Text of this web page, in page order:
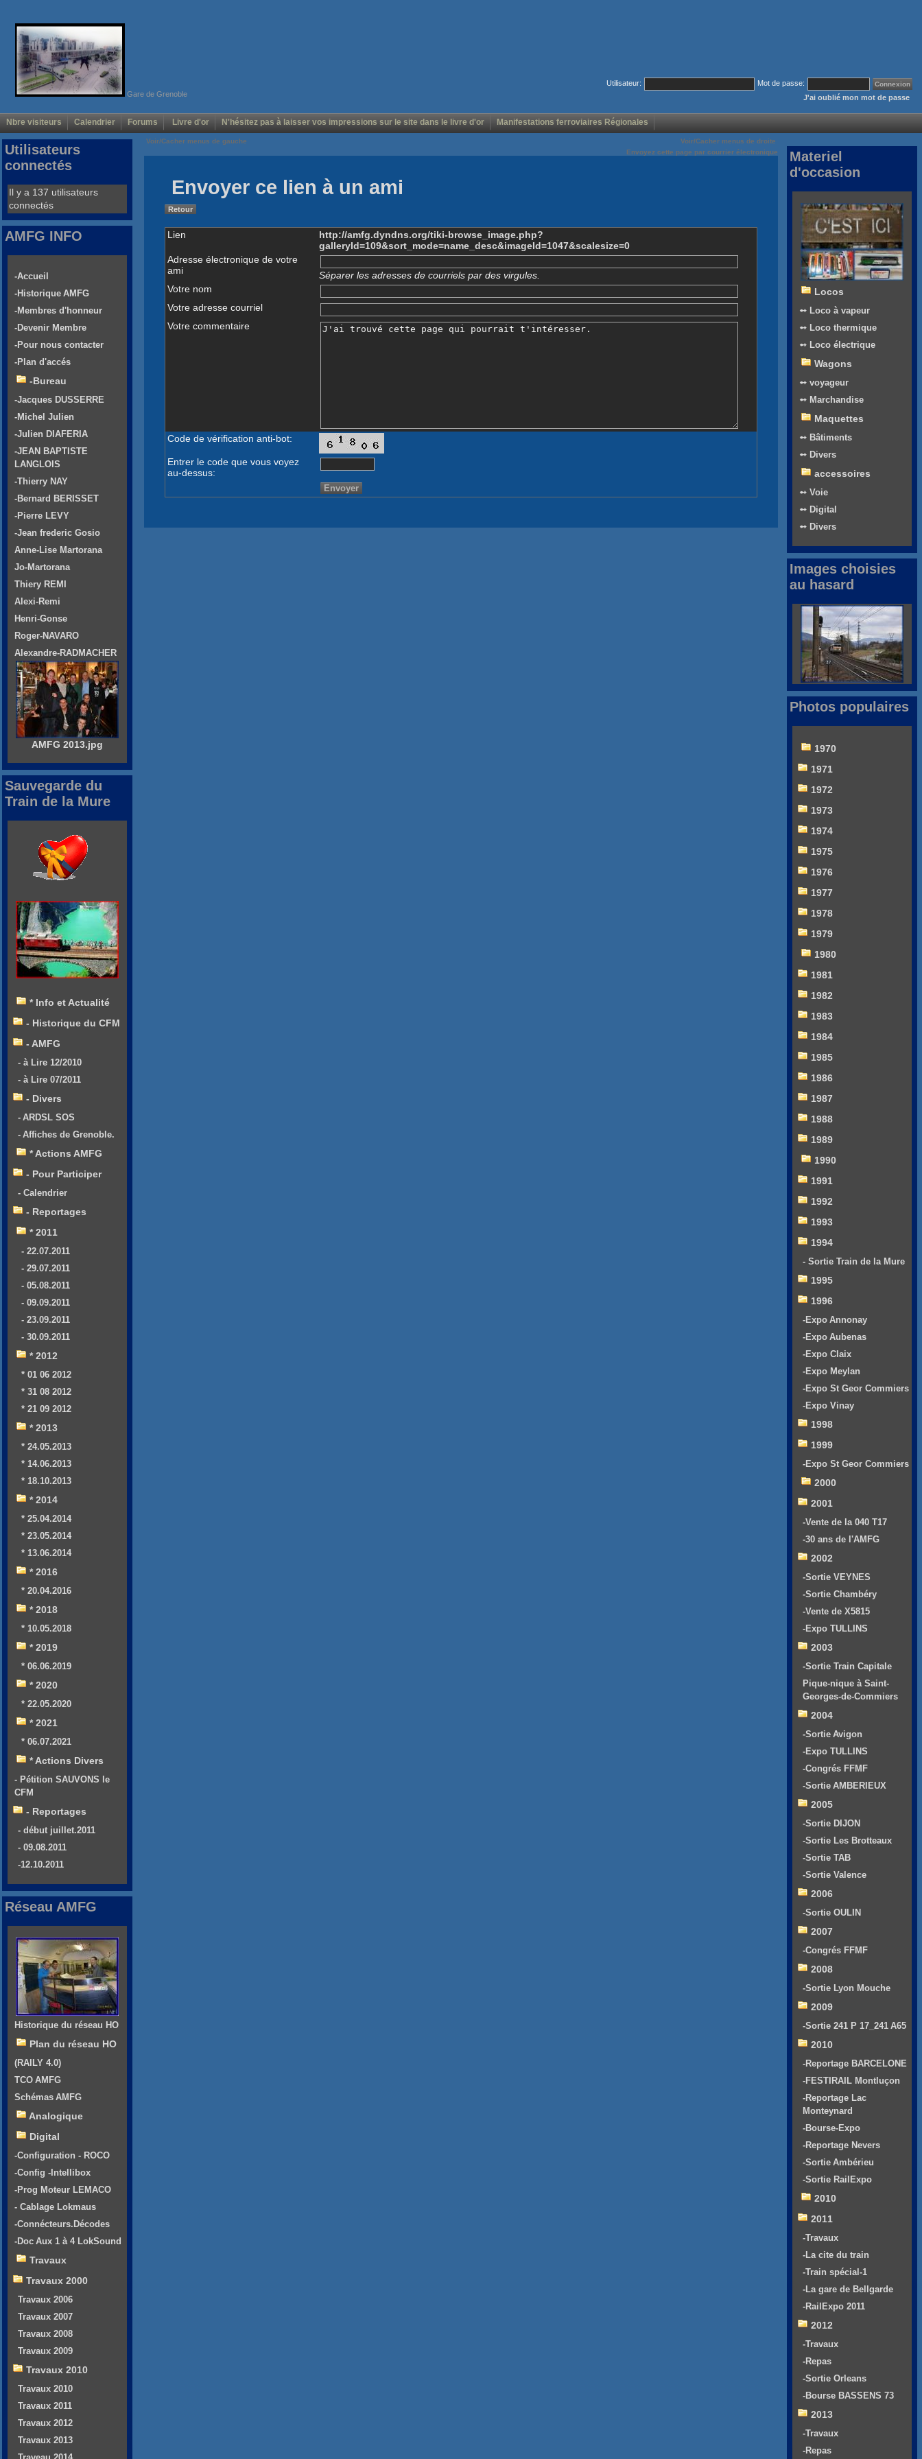
Gare de Grenoble
Utilisateur:
Mot de passe:
J'ai oublié mon mot de passe
Nbre visiteurs Calendrier Forums Livre d'or N'hésitez pas à laisser vos impressions sur le site dans le livre d'or Manifestations ferroviaires Régionales
Voir/Cacher menus de gauche
Voir/Cacher menus de droite
Envoyez cette page par courrier électronique
Envoyer ce lien à un ami
Retour
Lien
http://amfg.dyndns.org/tiki-browse_image.php?
galleryId=109&sort_mode=name_desc&imageId=1047&scalesize=0
Adresse électronique de votre
ami
Séparer les adresses de courriels par des virgules.
Votre nom
Votre adresse courriel
Votre commentaire
Code de vérification anti-bot:
Entrer le code que vous voyez
au-dessus:
Utilisateurs
connectés
Il y a 137 utilisateurs
connectés
AMFG INFO
-Accueil
-Historique AMFG
-Membres d'honneur
-Devenir Membre
-Pour nous contacter
-Plan d'accés
-Bureau
-Jacques DUSSERRE
-Michel Julien
-Julien DIAFERIA
-JEAN BAPTISTE
LANGLOIS
-Thierry NAY
-Bernard BERISSET
-Pierre LEVY
-Jean frederic Gosio
Anne-Lise Martorana
Jo-Martorana
Thiery REMI
Alexi-Remi
Henri-Gonse
Roger-NAVARO
Alexandre-RADMACHER
AMFG 2013.jpg
Sauvegarde du
Train de la Mure
* Info et Actualité
- Historique du CFM
- AMFG
- à Lire 12/2010
- à Lire 07/2011
- Divers
- ARDSL SOS
- Affiches de Grenoble.
* Actions AMFG
- Pour Participer
- Calendrier
- Reportages
* 2011
- 22.07.2011
- 29.07.2011
- 05.08.2011
- 09.09.2011
- 23.09.2011
- 30.09.2011
* 2012
* 01 06 2012
* 31 08 2012
* 21 09 2012
* 2013
* 24.05.2013
* 14.06.2013
* 18.10.2013
* 2014
* 25.04.2014
* 23.05.2014
* 13.06.2014
* 2016
* 20.04.2016
* 2018
* 10.05.2018
* 2019
* 06.06.2019
* 2020
* 22.05.2020
* 2021
* 06.07.2021
* Actions Divers
- Pétition SAUVONS le
CFM
- Reportages
- début juillet.2011
- 09.08.2011
-12.10.2011
Réseau AMFG
Historique du réseau HO
Plan du réseau HO
(RAILY 4.0)
TCO AMFG
Schémas AMFG
Analogique
Digital
-Configuration - ROCO
-Config -Intellibox
-Prog Moteur LEMACO
- Cablage Lokmaus
-Connécteurs.Décodes
-Doc Aux 1 à 4 LokSound
Travaux
Travaux 2000
Travaux 2006
Travaux 2007
Travaux 2008
Travaux 2009
Travaux 2010
Travaux 2010
Travaux 2011
Travaux 2012
Travaux 2013
Materiel
d'occasion
Locos
➻ Loco à vapeur
➻ Loco thermique
➻ Loco électrique
Wagons
➻ voyageur
➻ Marchandise
Maquettes
➻ Bâtiments
➻ Divers
accessoires
➻ Voie
➻ Digital
➻ Divers
Images choisies
au hasard
Photos populaires
1970
1971
1972
1973
1974
1975
1976
1977
1978
1979
1980
1981
1982
1983
1984
1985
1986
1987
1988
1989
1990
1991
1992
1993
1994
- Sortie Train de la Mure
1995
1996
-Expo Annonay
-Expo Aubenas
-Expo Claix
-Expo Meylan
-Expo St Geor Commiers
-Expo Vinay
1998
1999
-Expo St Geor Commiers
2000
2001
-Vente de la 040 T17
-30 ans de l'AMFG
2002
-Sortie VEYNES
-Sortie Chambéry
-Vente de X5815
-Expo TULLINS
2003
-Sortie Train Capitale
Pique-nique à Saint-
Georges-de-Commiers
2004
-Sortie Avigon
-Expo TULLINS
-Congrés FFMF
-Sortie AMBERIEUX
2005
-Sortie DIJON
-Sortie Les Brotteaux
-Sortie TAB
-Sortie Valence
2006
-Sortie OULIN
2007
-Congrés FFMF
2008
-Sortie Lyon Mouche
2009
-Sortie 241 P 17_241 A65
2010
-Reportage BARCELONE
-FESTIRAIL Montluçon
-Reportage Lac
Monteynard
-Bourse-Expo
-Reportage Nevers
-Sortie Ambérieu
-Sortie RailExpo
2010
2011
-Travaux
-La cite du train
-Train spécial-1
-La gare de Bellgarde
-RailExpo 2011
2012
-Travaux
-Repas
-Sortie Orleans
-Bourse BASSENS 73
2013
-Travaux
-Repas